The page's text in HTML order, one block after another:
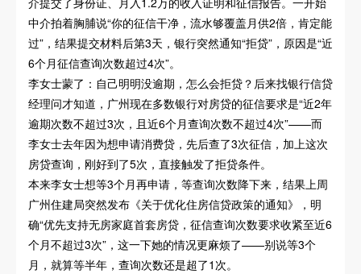
中介拍着胸脯说“你的征信干净，流水够覆盖月供2倍，肯定能
过”，结果提交材料后第3天，银行突然通知“拒贷”，原因是“近
6个月征信查询次数超过4次”。
李女士蒙了：自己明明没逾期，怎么会拒贷？后来找银行信贷
经理问才知道，广州现在多数银行对房贷的征信要求是“近2年
逾期次数不超过3次，且近6个月查询次数不超过4次”——而
李女士去年因为想申请消费贷，先后查了3次征信，加上这次
房贷查询，刚好到了5次，直接触发了拒贷条件。
本来李女士想等3个月再申请，等查询次数降下来，结果上周
广州住建局突然发布《关于优化住房信贷政策的通知》，明
确“优先支持无房家庭首套房贷，征信查询次数要求收紧至近6
个月不超过3次”，这一下她的情况更麻烦了——别说等3个
月，就算等半年，查询次数还是超了1次。